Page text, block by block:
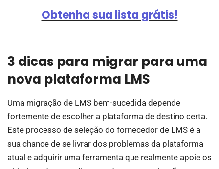
Obtenha sua lista grátis!
3 dicas para migrar para uma
nova plataforma LMS
Uma migração de LMS bem-sucedida depende
fortemente de escolher a plataforma de destino certa.
Este processo de seleção do fornecedor de LMS é a
sua chance de se livrar dos problemas da plataforma
atual e adquirir uma ferramenta que realmente apoie os